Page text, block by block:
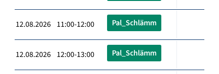
12.08.2026 11:00-12:00 Pal_Schlämm
12.08.2026 12:00-13:00 Pal_Schlämm